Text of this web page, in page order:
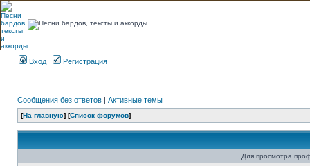
Вход Регистрация
Сообщения без ответов | Активные темы
[На главную] [Список форумов]
Для просмотра